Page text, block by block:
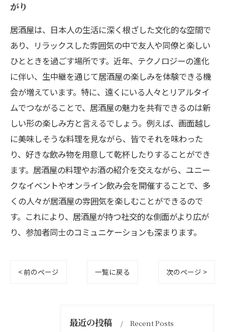
がり
居酒屋は、日本人の生活に深く根ざした文化的な空間で
あり、リラックスした雰囲気の中で友人や同僚と楽しい
ひとときを過ごす場所です。近年、テクノロジーの進化
に伴い、生中継を通じて居酒屋の楽しみを体験できる機
会が増えています。特に、遠くにいる人々とリアルタイ
ムでつながることで、居酒屋の魅力を共有できるのは新
しい形の楽しみ方と言えるでしょう。例えば、画面越し
に美味しそうな料理を見ながら、皆でそれを味わった
り、好きな飲み物を用意して乾杯したりすることができ
ます。居酒屋の料理やお酒の紹介を交えながら、ユニー
クなイベントやオンライン飲み会を開催することで、多
くの人々が居酒屋の雰囲気を楽しむことができるので
す。これにより、居酒屋が持つ社交的な側面がより広が
り、参加者同士のコミュニケーションも深まります。
< 前のページ 一覧に戻る 次のページ >
最近の投稿 Recent Posts